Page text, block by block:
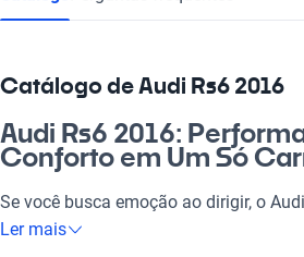
Catálogo de Audi Rs6 2016
Audi Rs6 2016:
Conforto em Um Só
Se você busca emoção ao dirigir, o
perfeita. Com design arrojado e uma
Ler mais